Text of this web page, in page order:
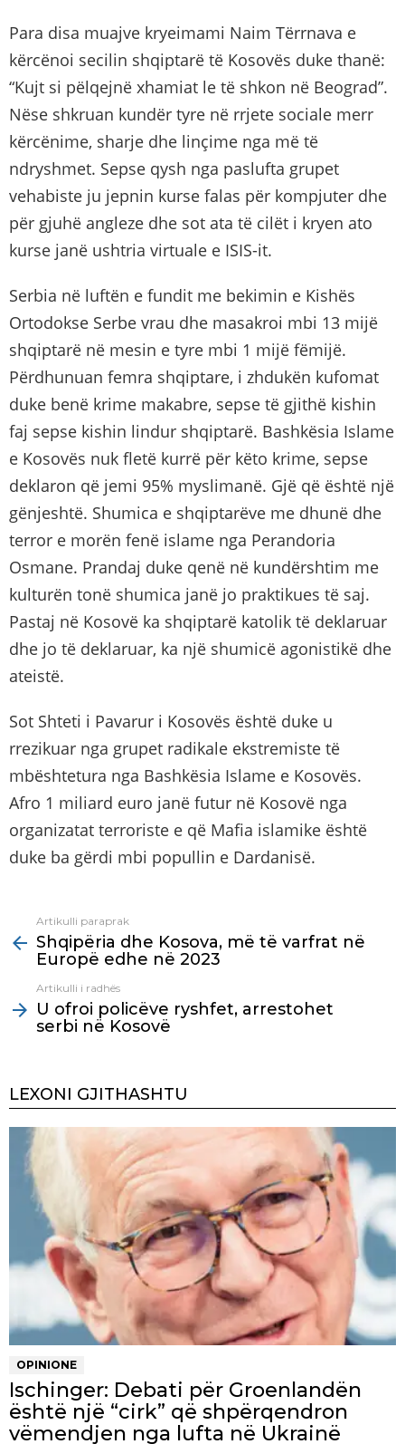
Para disa muajve kryeimami Naim Tërrnava e
kërcënoi secilin shqiptarë të Kosovës duke thanë:
“Kujt si pëlqejnë xhamiat le të shkon në Beograd”.
Nëse shkruan kundër tyre në rrjete sociale merr
kërcënime, sharje dhe linçime nga më të
ndryshmet. Sepse qysh nga paslufta grupet
vehabiste ju jepnin kurse falas për kompjuter dhe
për gjuhë angleze dhe sot ata të cilët i kryen ato
kurse janë ushtria virtuale e ISIS-it.
Serbia në luftën e fundit me bekimin e Kishës
Ortodokse Serbe vrau dhe masakroi mbi 13 mijë
shqiptarë në mesin e tyre mbi 1 mijë fëmijë.
Përdhunuan femra shqiptare, i zhdukën kufomat
duke benë krime makabre, sepse të gjithë kishin
faj sepse kishin lindur shqiptarë. Bashkësia Islame
e Kosovës nuk fletë kurrë për këto krime, sepse
deklaron që jemi 95% myslimanë. Gjë që është një
gënjeshtë. Shumica e shqiptarëve me dhunë dhe
terror e morën fenë islame nga Perandoria
Osmane. Prandaj duke qenë në kundërshtim me
kulturën tonë shumica janë jo praktikues të saj.
Pastaj në Kosovë ka shqiptarë katolik të deklaruar
dhe jo të deklaruar, ka një shumicë agonistikë dhe
ateistë.
Sot Shteti i Pavarur i Kosovës është duke u
rrezikuar nga grupet radikale ekstremiste të
mbështetura nga Bashkësia Islame e Kosovës.
Afro 1 miliard euro janë futur në Kosovë nga
organizatat terroriste e që Mafia islamike është
duke ba gërdi mbi popullin e Dardanisë.
more
Artikulli paraprak
Shqipëria dhe Kosova, më të varfrat në
Europë edhe në 2023
Artikulli i radhës
U ofroi policëve ryshfet, arrestohet
serbi në Kosovë
LEXONI GJITHASHTU
OPINIONE
Ischinger: Debati për Groenlandën
është një “cirk” që shpërqendron
vëmendjen nga lufta në Ukrainë